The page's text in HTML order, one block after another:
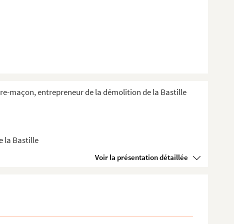
maçon, entrepreneur de la démolition de la Bastille
la Bastille
Voir la présentation détaillée